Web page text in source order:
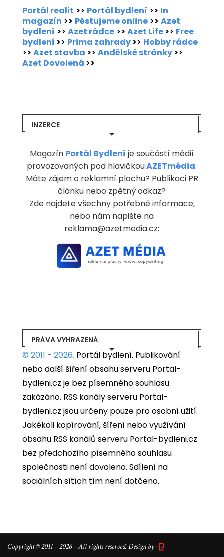
Portál realit >> Portál bydlení >> In
magazín >> Pěstujeme online >> Azet
bydlení >> Azet rádce >> Azet Life>> Free
bydlení >> Prima zahrady>> Hobby rádce
>> Azet stavba >> Andělské stránky>>
Azet Dovolená >>
INZERCE
Magazín Portál Bydlení je součástí médií
provozovaných pod hlavičkouAZETmédia.
Máte zájem o reklamní plochu? Publikaci PR
článku nebo zpětný odkaz?
Zde najdete všechny potřebné informace,
nebo nám napište na
reklama@azetmedia.cz:
PRÁVA VYHRAZENÁ
© 2011 - 2026. Portál bydlení. Publikování
nebo další šíření obsahu serveru Portal-
bydleni.cz je bez písemného souhlasu
zakázáno. RSS kanály serveru Portal-
bydleni.cz jsou určeny pouze pro osobní užití.
Jakékoli kopírování, šíření nebo využívání
obsahu RSS kanálů serveru Portal-bydleni.cz
bez předchozího písemného souhlasu
společnosti není dovoleno. Sdílení na
sociálních sítích tím není dotčeno.
Copyright © 2011 – 2026 – All rights reserved. Design by–